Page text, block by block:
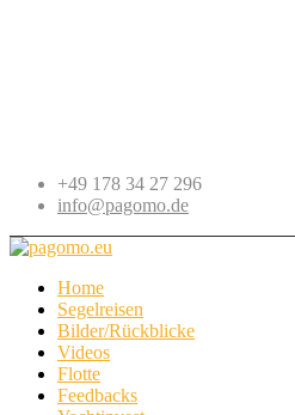
+49 178 34 27 296
info@pagomo.de
Home
Segelreisen
Bilder/Rückblicke
Videos
Flotte
Feedbacks